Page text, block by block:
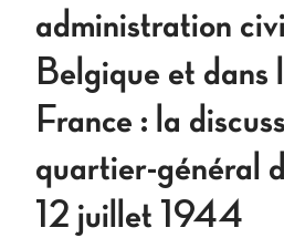
administration
Belgique et dans
France : la
quartier-général
12 juillet 1944